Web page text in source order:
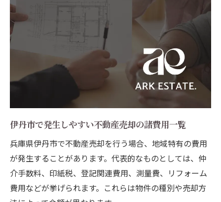
伊丹市で発生しやすい不動産売却の諸費用一覧
兵庫県伊丹市で不動産売却を行う場合、地域特有の費用
が発生することがあります。代表的なものとしては、仲
介手数料、印紙税、登記関連費用、測量費、リフォーム
費用などが挙げられます。これらは物件の種別や売却方